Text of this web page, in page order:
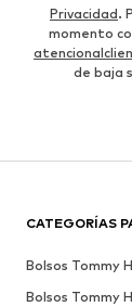
Privacidad.
momento
de baja
CATEGORÍAS
Bolsos Tommy
Bolsos Tommy